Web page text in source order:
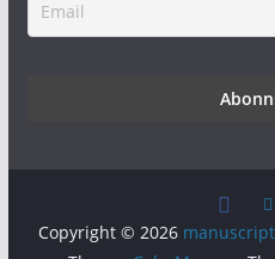
Copyright © 2026